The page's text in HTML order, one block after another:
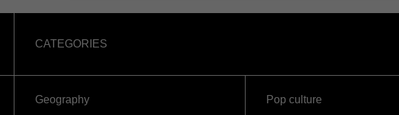
CATEGORIES
Geography
Pop culture